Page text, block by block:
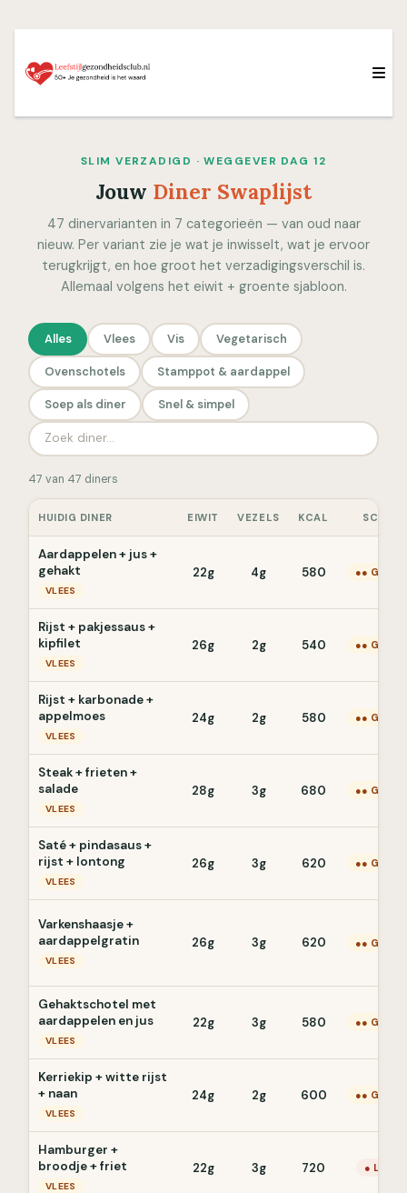
SLIM VERZADIGD · WEGGEVER DAG 12
Jouw Diner Swaplijst
47 dinervarianten in 7 categorieën — van oud naar
nieuw. Per variant zie je wat je inwisselt, wat je ervoor
terugkrijgt, en hoe groot het verzadigingsverschil is.
Allemaal volgens het eiwit + groente sjabloon.
Alles Vlees Vis Vegetarisch
Ovenschotels Stamppot & aardappel
Soep als diner Snel & simpel
47 van 47 diners
HUIDIG DINER EIWIT VEZELS KCAL SCORE
Aardappelen + jus +
gehakt
VLEES
22g 4g 580 ●● Gemid.
Rijst + pakjessaus +
kipfilet
VLEES
26g 2g 540 ●● Gemid.
Rijst + karbonade +
appelmoes
VLEES
24g 2g 580 ●● Gemid.
Steak + frieten +
salade
VLEES
28g 3g 680 ●● Gemid.
Saté + pindasaus +
rijst + lontong
VLEES
26g 3g 620 ●● Gemid.
Varkenshaasje +
aardappelgratin
VLEES
26g 3g 620 ●● Gemid.
Gehaktschotel met
aardappelen en jus
VLEES
22g 3g 580 ●● Gemid.
Kerriekip + witte rijst
+ naan
VLEES
24g 2g 600 ●● Gemid.
Hamburger +
broodje + friet
VLEES
22g 3g 720 ● Laag